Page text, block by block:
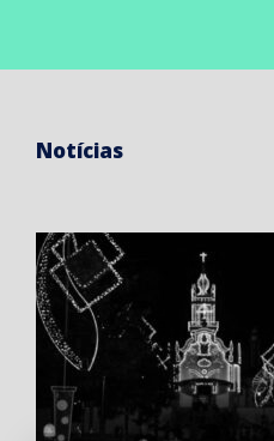
Notícias